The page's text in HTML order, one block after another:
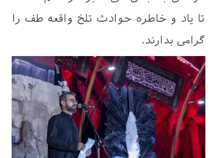
تا یاد و خاطره حوادث تلخ واقعه طف را
گرامی بدارند.